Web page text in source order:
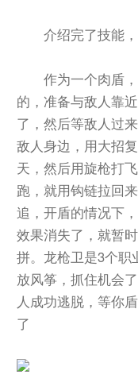
介绍完了技能
作为一个肉盾
的，准备与敌人靠
了，然后等敌人过
敌人身边，用大招
天，然后用旋枪打
跑，就用钩链拉回
追，开盾的情况下
效果消失了，就暂
拼。龙枪卫是3个职
放风筝，抓住机会
人成功逃脱，等你
了